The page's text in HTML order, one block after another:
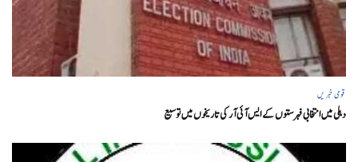
قومی خبریں
دہلی میں انتخابی فہرستوں کے ایس آئی آر کی تاریخوں میں توسیع